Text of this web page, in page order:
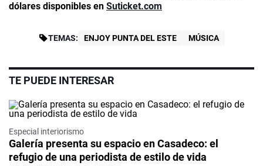
dólares disponibles en Suticket.com
TEMAS: ENJOY PUNTA DEL ESTE MÚSICA
TE PUEDE INTERESAR
Especial interiorismo
Galería presenta su espacio en Casadeco: el
refugio de una periodista de estilo de vida